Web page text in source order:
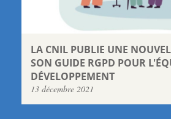
LA CNIL PUBLIE UNE
SON GUIDE RGPD POUR
DÉVELOPPEMENT
13 décembre 2021